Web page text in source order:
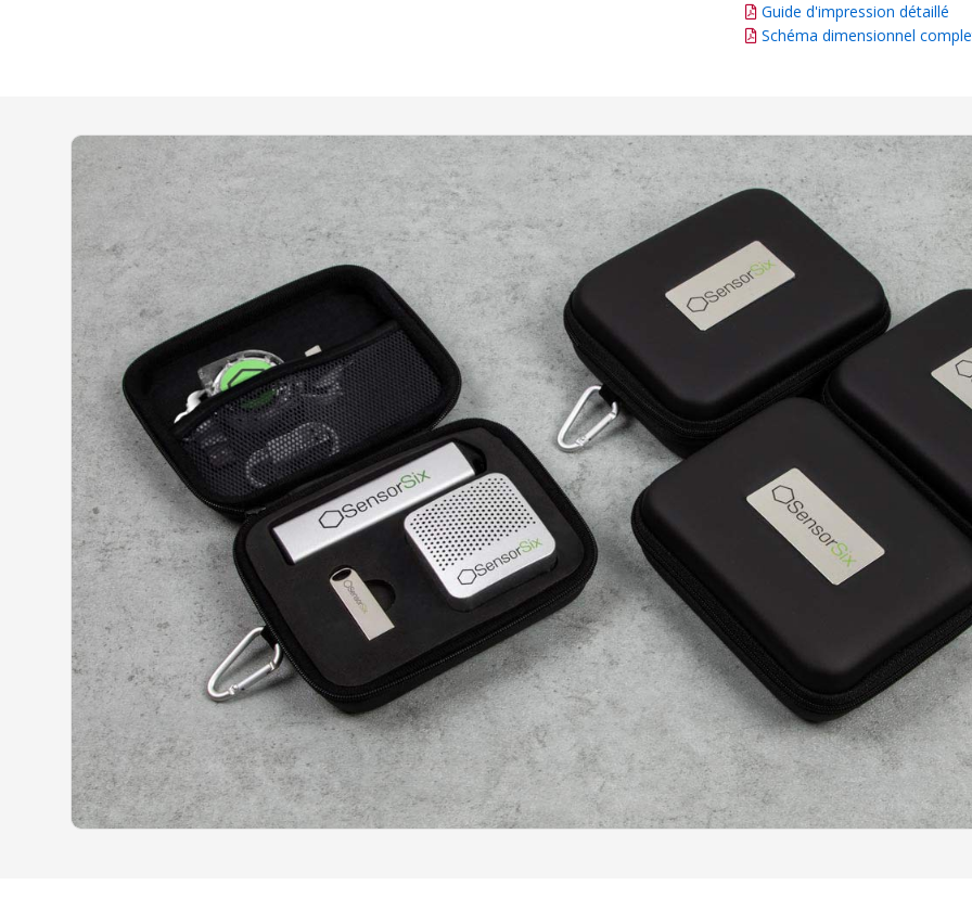
Guide d'impression détaillé
Schéma dimensionnel